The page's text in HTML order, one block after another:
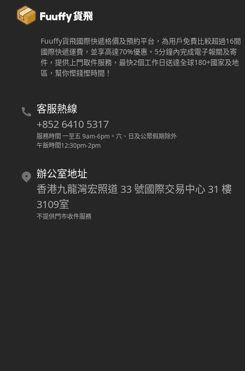
Fuuffy貨飛國際快遞格價及預約平台，為用戶免費比較超過16間
國際快遞運費，並享高達70%優惠。5分鐘內完成電子報關及寄
件，提供上門取件服務，最快2個工作日送達全球180+國家及地
區，幫你慳錢慳時間！
客服熱線
+852 6410 5317
服務時間 一至五 9am-6pm 。 六、日及公眾假期除外
午飯時間12:30pm-2pm
辦公室地址
香港九龍灣宏照道 33 號國際交易中心 31 樓
3109室
不提供門市收件服務